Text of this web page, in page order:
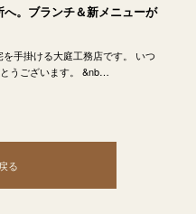
。ブランチ＆新メニューが
手掛ける大庭工務店です。 いつ
うございます。 &nb…
る